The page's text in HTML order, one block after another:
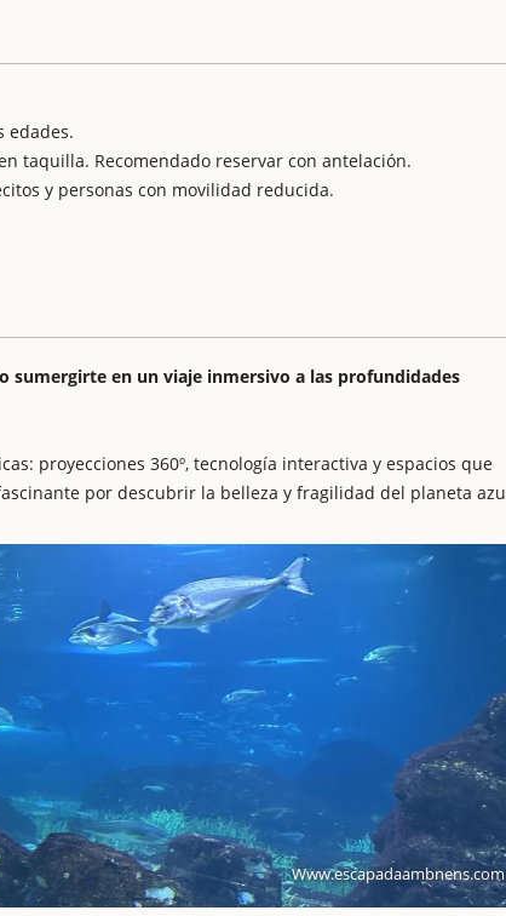
edades.
taquilla. Recomendado reservar con antelación.
y personas con movilidad reducida.
sumergirte en un viaje inmersivo a las profundidades
proyecciones 360º, tecnología interactiva y espacios que
por descubrir la belleza y fragilidad del planeta
Www.escapadaambnens.com